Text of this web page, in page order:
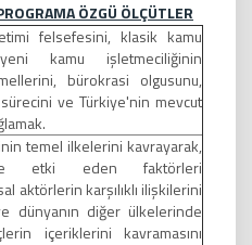
ÖZGÜ ÖLÇÜTLER
felsefesini, klasik kamu
kamu işletmeciliğinin
bürokrasi olgusunu,
ve Türkiye'nin mevcut
temel ilkelerini kavrayarak,
etki eden faktörleri
aktörlerin karşılıklı ilişkilerini
dünyanın diğer ülkelerinde
içeriklerini kavramasını